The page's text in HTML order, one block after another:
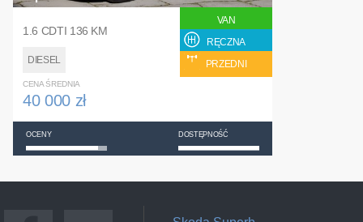
1.6 CDTI 136 KM
DIESEL
VAN
RĘCZNA
PRZEDNI
CENA ŚREDNIA
40 000 zł
OCENY DOSTĘPNOŚĆ